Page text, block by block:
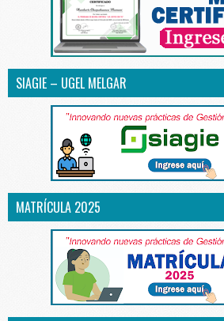
SIAGIE – UGEL MELGAR
MATRÍCULA 2025